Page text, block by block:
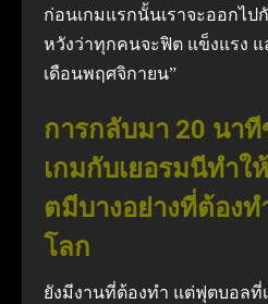
ก่อนเกมแรกนั้นเราจะออกไป
หวังว่าทุกคนจะฟิต แข็งแรง
เดือนพฤศจิกายน”
การกลับมา 20 นา
เกมกับเยอรมนีทำใ
ตมีบางอย่างที่ต้อง
โลก
ยังมีงานที่ต้องทำ แต่ฟุตบอลที่